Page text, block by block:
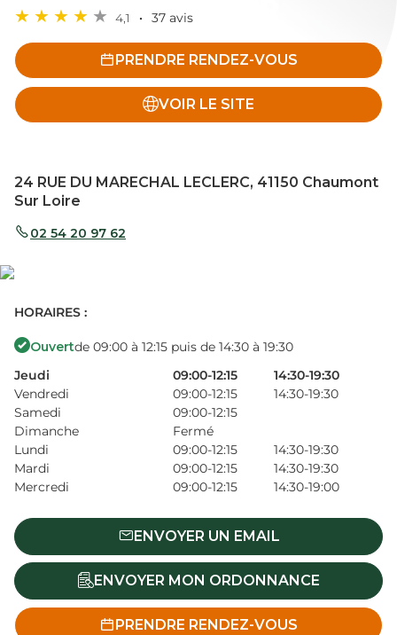
4,1 37 avis
PRENDRE RENDEZ-VOUS
VOIR LE SITE
24 RUE DU MARECHAL LECLERC, 41150 Chaumont
Sur Loire
02 54 20 97 62
HORAIRES :
Ouvertde 09:00 à 12:15 puis de 14:30 à 19:30
Jeudi
09:00-12:15
14:30-19:30
Vendredi
09:00-12:15
14:30-19:30
Samedi
09:00-12:15
Dimanche
Fermé
Lundi
09:00-12:15
14:30-19:30
Mardi
09:00-12:15
14:30-19:30
Mercredi
09:00-12:15 14:30-19:00
ENVOYER UN EMAIL
ENVOYER MON ORDONNANCE
PRENDRE RENDEZ-VOUS